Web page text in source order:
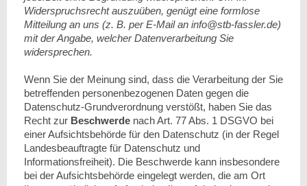
Widerspruchsrecht auszuüben, genügt eine formlose
Mitteilung an uns (z. B. per E-Mail an info@stb-fassler.de)
mit der Angabe, welcher Datenverarbeitung Sie
widersprechen.
Wenn Sie der Meinung sind, dass die Verarbeitung der Sie
betreffenden personenbezogenen Daten gegen die
Datenschutz-Grundverordnung verstößt, haben Sie das
Recht zur Beschwerde nach Art. 77 Abs. 1 DSGVO bei
einer Aufsichtsbehörde für den Datenschutz (in der Regel
Landesbeauftragte für Datenschutz und
Informationsfreiheit). Die Beschwerde kann insbesondere
bei der Aufsichtsbehörde eingelegt werden, die am Ort